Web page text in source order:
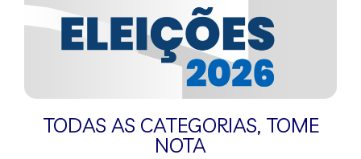
TODAS AS CATEGORIAS, TOME
NOTA